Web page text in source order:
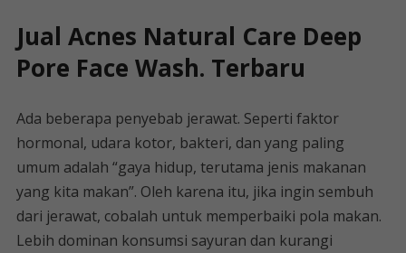
Jual Acnes Natural Care Deep
Pore Face Wash. Terbaru
Ada beberapa penyebab jerawat. Seperti faktor
hormonal, udara kotor, bakteri, dan yang paling
umum adalah “gaya hidup, terutama jenis makanan
yang kita makan”. Oleh karena itu, jika ingin sembuh
dari jerawat, cobalah untuk memperbaiki pola makan.
Lebih dominan konsumsi sayuran dan kurangi